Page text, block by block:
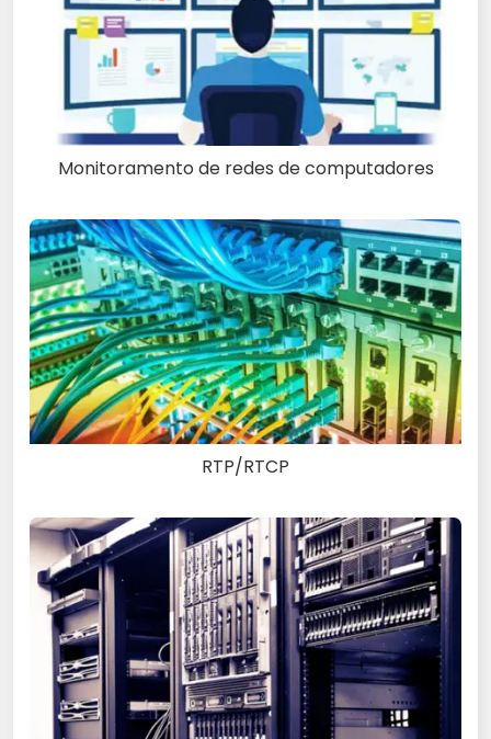
Monitoramento de redes de computadores
RTP/RTCP